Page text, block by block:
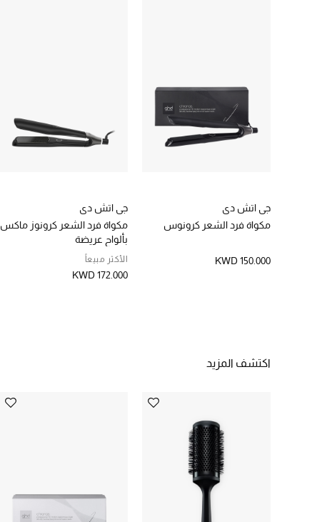
جي اتش دي
مكواة فرد الشعر كرونوس
KWD 150.000
جي اتش دي
مكواة فرد الشعر كرونوز ماكس
بألواح عريضة
الأكثر مبيعاً
KWD 172.000
اكتشف المزيد